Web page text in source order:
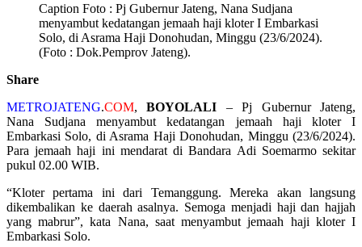
Caption Foto : Pj Gubernur Jateng, Nana Sudjana
menyambut kedatangan jemaah haji kloter I Embarkasi
Solo, di Asrama Haji Donohudan, Minggu (23/6/2024).
(Foto : Dok.Pemprov Jateng).
Share
METROJATENG.COM, BOYOLALI – Pj Gubernur Jateng,
Nana Sudjana menyambut kedatangan jemaah haji kloter I
Embarkasi Solo, di Asrama Haji Donohudan, Minggu (23/6/2024).
Para jemaah haji ini mendarat di Bandara Adi Soemarmo sekitar
pukul 02.00 WIB.
“Kloter pertama ini dari Temanggung. Mereka akan langsung
dikembalikan ke daerah asalnya. Semoga menjadi haji dan hajjah
yang mabrur”, kata Nana, saat menyambut jemaah haji kloter I
Embarkasi Solo.